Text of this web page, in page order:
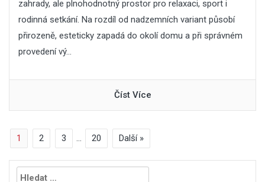
zahrady, ale plnohodnotný prostor pro relaxaci, sport i
rodinná setkání. Na rozdíl od nadzemních variant působí
přirozeně, esteticky zapadá do okolí domu a při správném
provedení vý...
Číst Více
1 2 3 … 20 Další »
Vyhledávání